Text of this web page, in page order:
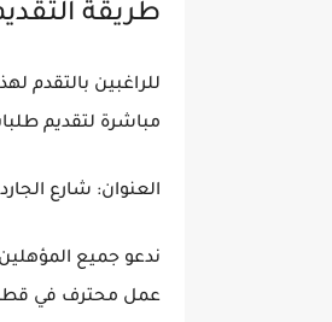
طريقة
للراغبين بالتقدم
مباشرة لتقديم
العنوان: شارع الجاردنز
ندعو جميع
عمل محترف في